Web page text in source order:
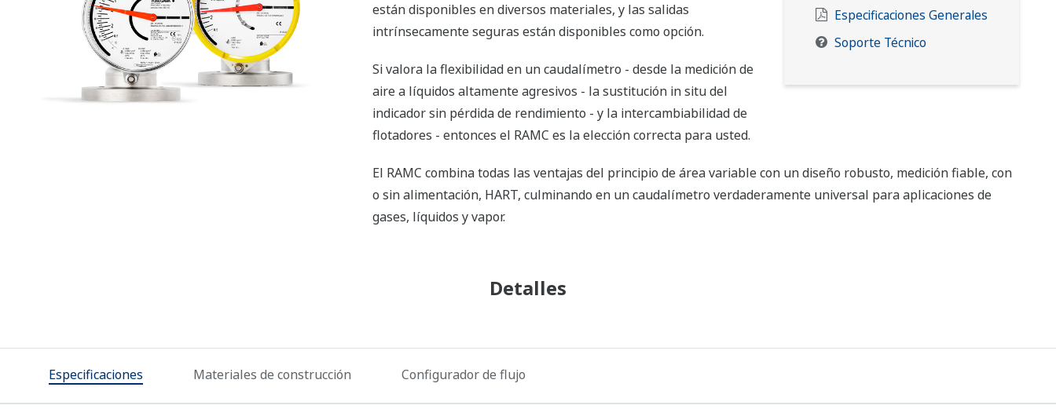
Especificaciones Generales
Soporte Técnico
están disponibles en diversos materiales, y las salidas
intrínsecamente seguras están disponibles como opción.
Si valora la flexibilidad en un caudalímetro - desde la medición de
aire a líquidos altamente agresivos - la sustitución in situ del
indicador sin pérdida de rendimiento - y la intercambiabilidad de
flotadores - entonces el RAMC es la elección correcta para usted.
El RAMC combina todas las ventajas del principio de área variable con un diseño robusto, medición fiable, con
o sin alimentación, HART, culminando en un caudalímetro verdaderamente universal para aplicaciones de
gases, líquidos y vapor.
Detalles
Especificaciones Materiales de construcción Configurador de flujo